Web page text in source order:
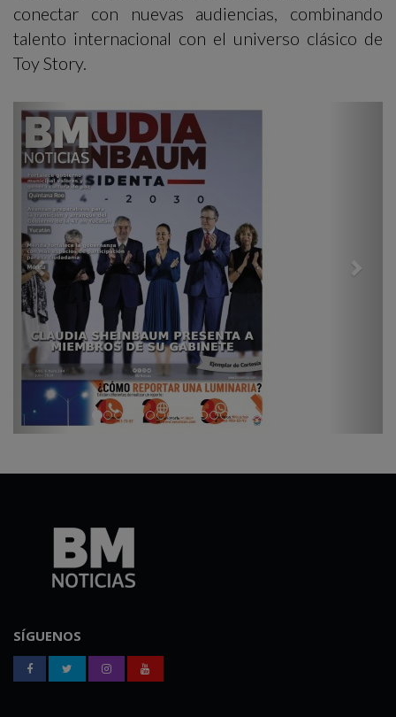
conectar con nuevas audiencias, combinando
talento internacional con el universo clásico de
Toy Story.
Previous
SÍGUENOS